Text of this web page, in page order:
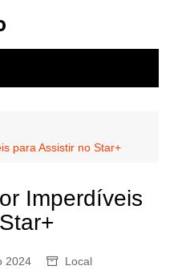
para Assistir no Star+
Imperdíveis
2024 Local